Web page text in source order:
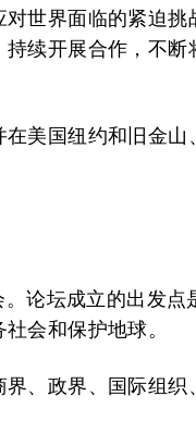
世界面临的紧迫挑
续开展合作，不断
美国纽约和旧金山
论坛成立的出发点
会和保护地球。
、政界、国际组织